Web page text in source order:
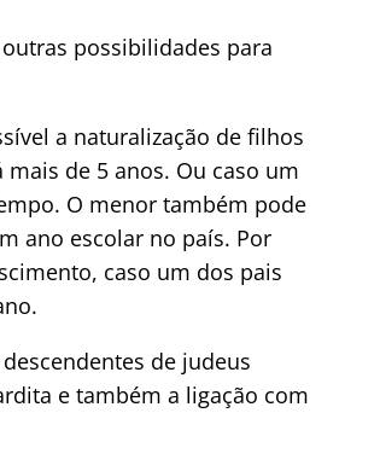
possibilidades para
a naturalização de filhos
de 5 anos. Ou caso um
O menor também pode
ano escolar no país. Por
caso um dos pais
de judeus
e também a ligação com